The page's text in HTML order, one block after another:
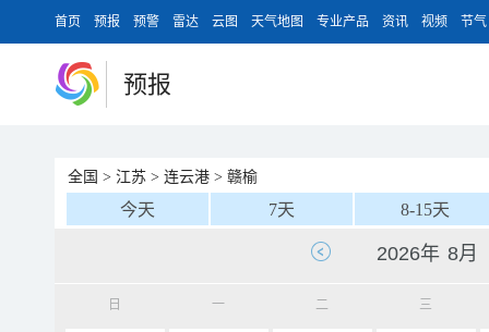
首页 预报 预警 雷达 云图 天气地图 专业产品 资讯 视频 节气
预报
全国 > 江苏 > 连云港 > 赣榆
今天 7天 8-15天
日 一 二 三